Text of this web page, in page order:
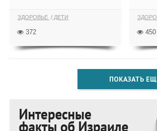
ЗДОРОВЬЕ ДЕТИ
372 450
ПОКАЗАТЬ